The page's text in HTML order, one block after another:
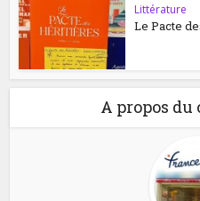
Littérature
Le Pacte
A propos